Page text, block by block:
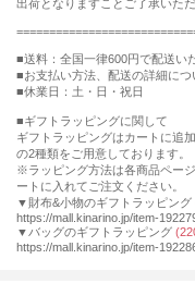
出荷となりますことご了承いた
■送料：全国一律600円で配送い
■お支払い方法、配送の詳細につ
■休業日：土・日・祝日
■ギフトラッピングに関して
ギフトラッピングはカートに追
の2種類をご用意しております。
※ラッピング方法は各商品ペー
ートに入れてご注文ください。
▼財布&小物のギフトラッピング
https://mall.kinarino.jp/item-
▼バッグのギフトラッピング
https://mall.kinarino.jp/item-